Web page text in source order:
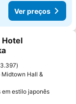
Ver preços
favoritos
Hotel
3.397
Midtown Hall &
estilo japonês